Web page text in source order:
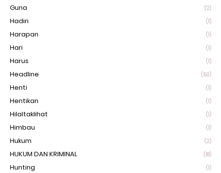
Guna (2)
Hadiri (1)
Harapan (1)
Hari (1)
Harus (1)
Headline (50)
Henti (1)
Hentikan (1)
Hilaltaklihat (1)
Himbau (1)
Hukum (2)
HUKUM DAN KRIMINAL (18)
Hunting (1)